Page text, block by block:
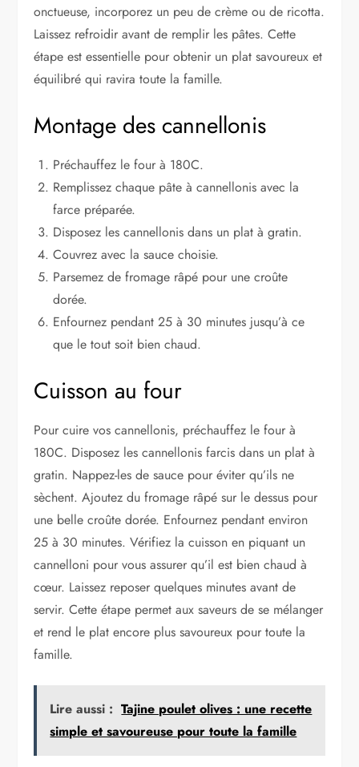
onctueuse, incorporez un peu de crème ou de ricotta.
Laissez refroidir avant de remplir les pâtes. Cette
étape est essentielle pour obtenir un plat savoureux et
équilibré qui ravira toute la famille.
Montage des cannellonis
Préchauffez le four à 180C.
Remplissez chaque pâte à cannellonis avec la
farce préparée.
Disposez les cannellonis dans un plat à gratin.
Couvrez avec la sauce choisie.
Parsemez de fromage râpé pour une croûte
dorée.
Enfournez pendant 25 à 30 minutes jusqu’à ce
que le tout soit bien chaud.
Cuisson au four
Pour cuire vos cannellonis, préchauffez le four à
180C. Disposez les cannellonis farcis dans un plat à
gratin. Nappez-les de sauce pour éviter qu’ils ne
sèchent. Ajoutez du fromage râpé sur le dessus pour
une belle croûte dorée. Enfournez pendant environ
25 à 30 minutes. Vérifiez la cuisson en piquant un
cannelloni pour vous assurer qu’il est bien chaud à
cœur. Laissez reposer quelques minutes avant de
servir. Cette étape permet aux saveurs de se mélanger
et rend le plat encore plus savoureux pour toute la
famille.
Lire aussi : Tajine poulet olives : une recette
simple et savoureuse pour toute la famille